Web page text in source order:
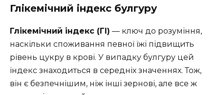
Глікемічний індекс булгуру
Глікемічний індекс (ГІ) — ключ до розуміння,
наскільки споживання певної їжі підвищить
рівень цукру в крові. У випадку булгуру цей
індекс знаходиться в середніх значеннях. Тож,
він є безпечнішим, ніж інші зернові, але все ж